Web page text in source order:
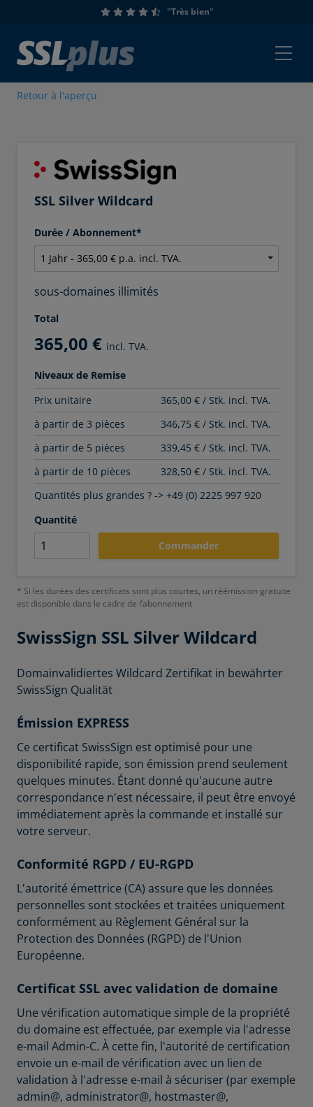
"Très bien"
Retour à l'aperçu
SwissSign SSL Silver Wildcard
Domainvalidiertes Wildcard Zertifikat in bewährter
SwissSign Qualität
Émission EXPRESS
Ce certificat SwissSign est optimisé pour une
disponibilité rapide, son émission prend seulement
quelques minutes. Étant donné qu'aucune autre
correspondance n'est nécessaire, il peut être envoyé
immédiatement après la commande et installé sur
votre serveur.
Conformité RGPD / EU-RGPD
L'autorité émettrice (CA) assure que les données
personnelles sont stockées et traitées uniquement
conformément au Règlement Général sur la
Protection des Données (RGPD) de l'Union
Européenne.
Certificat SSL avec validation de domaine
Une vérification automatique simple de la propriété
du domaine est effectuée, par exemple via l'adresse
e-mail Admin-C. À cette fin, l'autorité de certification
envoie un e-mail de vérification avec un lien de
validation à l'adresse e-mail à sécuriser (par exemple
admin@, administrator@, hostmaster@,
SSL Silver Wildcard
Durée / Abonnement*
sous-domaines illimités
Total
365,00 € incl. TVA.
Niveaux de Remise
Prix unitaire
365,00 € / Stk. incl. TVA.
à partir de 3 pièces
346,75 € / Stk. incl. TVA.
à partir de 5 pièces
339,45 € / Stk. incl. TVA.
à partir de 10 pièces
328,50 € / Stk. incl. TVA.
Quantités plus grandes ? -> +49 (0) 2225 997 920
Quantité
Commander
* Si les durées des certificats sont plus courtes, un réémission gratuite
est disponible dans le cadre de l’abonnement